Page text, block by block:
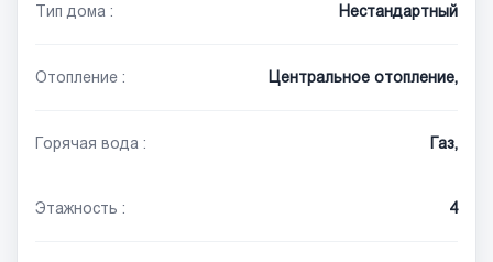
Тип дома : Нестандартный
Отопление : Центральное отопление,
Горячая вода : Газ,
Этажность : 4